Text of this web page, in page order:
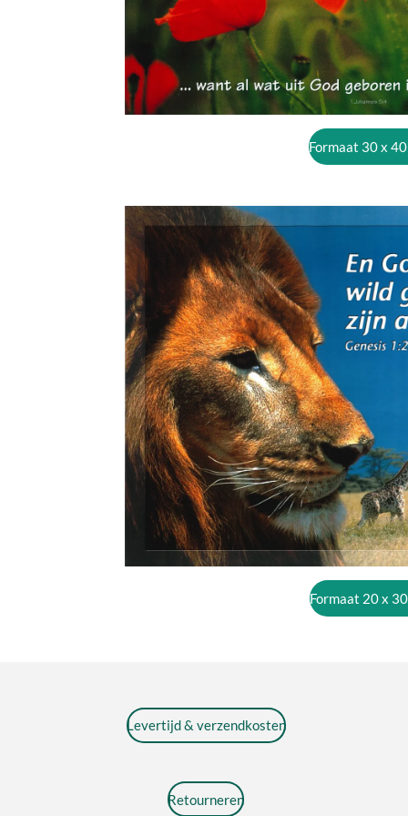
Formaat 30 x
Formaat 20 x
Levertijd & verzendkosten
Retourneren